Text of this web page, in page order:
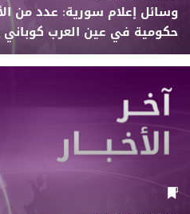
وسائل إعلام سورية: عدد من
حكومية في عين العرب